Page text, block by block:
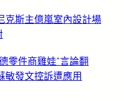
克斯主億嵐室內設計場
零件商雞娃”言論翻
敏發文控訴遭應用